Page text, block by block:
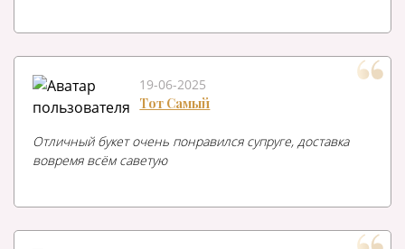
19-06-2025
Тот Самый
Отличный букет очень понравился супруге, доставка
вовремя всём саветую